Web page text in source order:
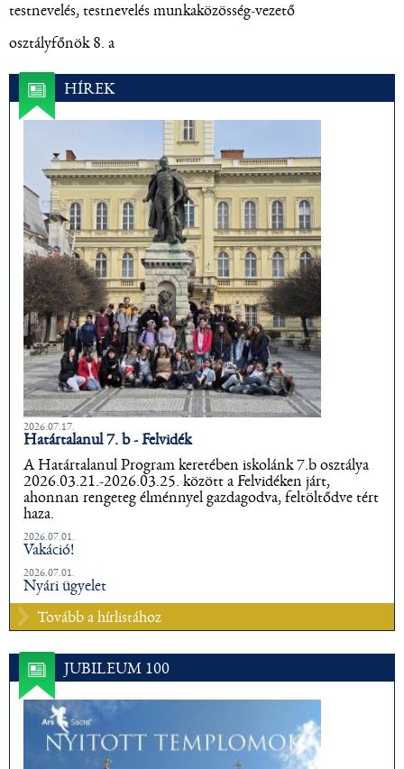
testnevelés, testnevelés munkaközösség-vezető
osztályfőnök 8. a
HÍREK
2026.07.17.
Határtalanul 7. b - Felvidék
A Határtalanul Program keretében iskolánk 7.b osztálya
2026.03.21.-2026.03.25. között a Felvidéken járt,
ahonnan rengeteg élménnyel gazdagodva, feltöltődve tért
haza.
2026.07.01.
Vakáció!
2026.07.01.
Nyári ügyelet
Tovább a hírlistához
JUBILEUM 100